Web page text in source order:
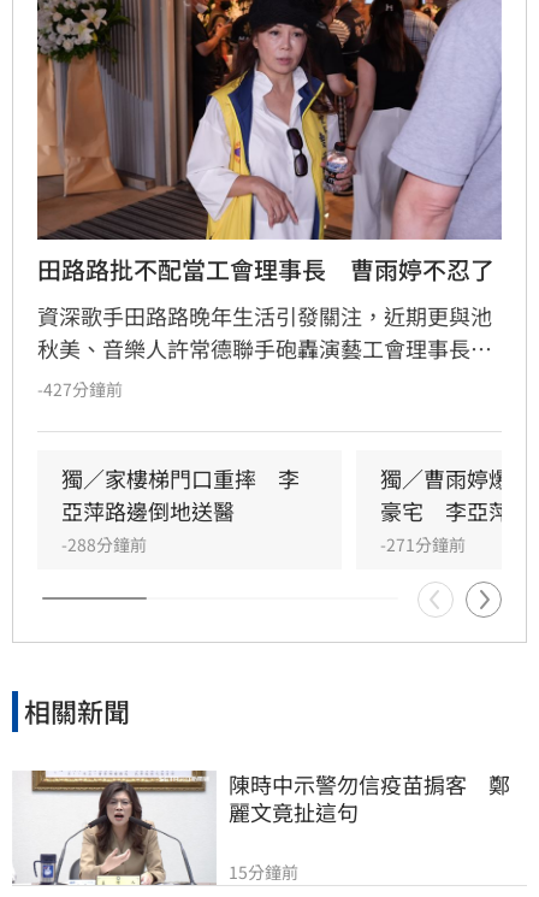
田路路批不配當工會理事長　曹雨婷不忍了
資深歌手田路路晚年生活引發關注，近期更與池
秋美、音樂人許常德聯手砲轟演藝工會理事長曹
雨婷，質疑其未善盡照顧資深藝人之責，且工會
說明，演藝圈內部矛盾隨之引爆。針對連日指
控，曹雨婷態度低調表示無需回應；而姜厚任則
回應已卸任逾二十年，認為田路路弄錯對象。此
次事件不僅揭開演藝工會內部長期累積的恩怨，
也再度引發大眾對於資深藝人權益與工會運作透
明度的廣泛討論與高度關注。
-427分鐘前
獨／家樓梯門口重摔　李
亞萍路邊倒地送醫
-288分鐘前
獨／曹雨婷爆
豪宅　李亞萍發
-271分鐘前
相關新聞
陳時中示警勿信疫苗掮客　鄭
麗文竟扯這句
15分鐘前